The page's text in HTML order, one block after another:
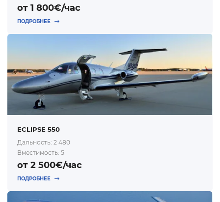
от 1 800€/час
ПОДРОБНЕЕ
ECLIPSE 550
Дальность: 2 480
Вместимость: 5
от 2 500€/час
ПОДРОБНЕЕ